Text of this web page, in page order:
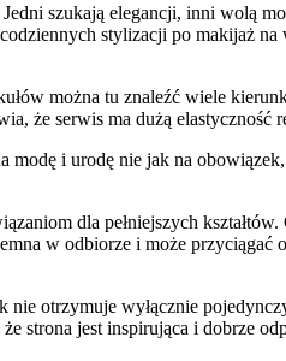
szukają elegancji, inni wolą
stylizacji po makijaż na
można tu znaleźć wiele
że serwis ma dużą elastyczność
modę i urodę nie jak na
dla pełniejszych
w odbiorze i może przyciągać
nie otrzymuje wyłącznie
strona jest inspirująca i dobrze